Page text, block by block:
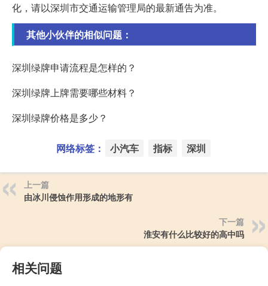
化，请以深圳市交通运输管理局的最新通告为准。
其他小伙伴的相似问题：
深圳绿牌申请流程是怎样的？
深圳绿牌上牌需要哪些材料？
深圳绿牌价格是多少？
网络标签： 小汽车 指标 深圳
上一篇
由冰川侵蚀作用形成的地形有
下一篇
淮安有什么比较好的高中吗
相关问题